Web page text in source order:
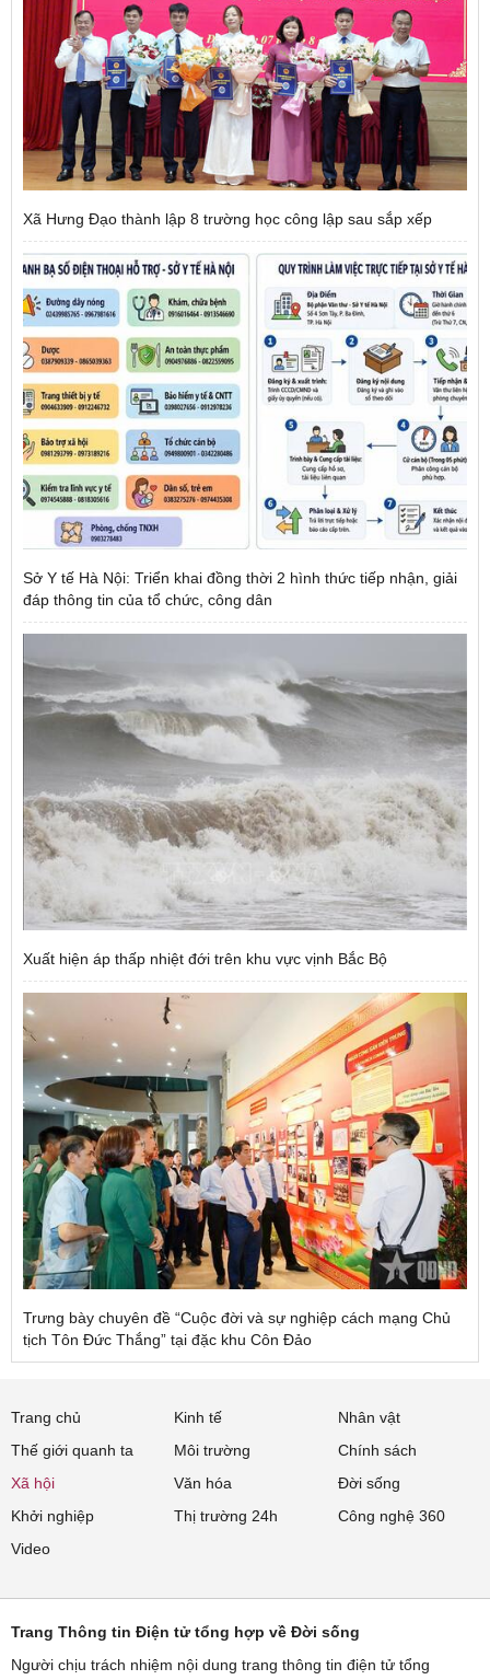
Xã Hưng Đạo thành lập 8 trường học công lập sau sắp xếp
Sở Y tế Hà Nội: Triển khai đồng thời 2 hình thức tiếp nhận, giải
đáp thông tin của tổ chức, công dân
Xuất hiện áp thấp nhiệt đới trên khu vực vịnh Bắc Bộ
Trưng bày chuyên đề “Cuộc đời và sự nghiệp cách mạng Chủ
tịch Tôn Đức Thắng” tại đặc khu Côn Đảo
Trang chủ Kinh tế
Nhân vật
Thế giới quanh ta
Môi trường
Chính sách
Xã hội
Văn hóa
Đời sống
Khởi nghiệp
Thị trường 24h
Công nghệ 360
Video
Trang Thông tin Điện tử tổng hợp về Đời sống
Người chịu trách nhiệm nội dung trang thông tin điện tử tổng